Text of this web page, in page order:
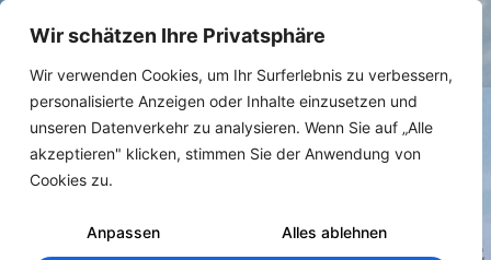
Wir schätzen Ihre Privatsphäre
Wir verwenden Cookies, um Ihr Surferlebnis zu verbessern,
personalisierte Anzeigen oder Inhalte einzusetzen und
unseren Datenverkehr zu analysieren. Wenn Sie auf „Alle
akzeptieren" klicken, stimmen Sie der Anwendung von
Cookies zu.
Anpassen Alles ablehnen
#Vorlage